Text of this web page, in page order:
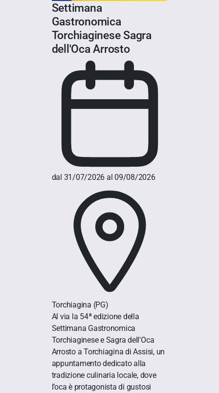
Settimana
Gastronomica
Torchiaginese Sagra
dell'Oca Arrosto
dal 31/07/2026 al 09/08/2026
Torchiagina (PG)
Al via la 54ª edizione della
Settimana Gastronomica
Torchiaginese e Sagra dell'Oca
Arrosto a Torchiagina di Assisi, un
appuntamento dedicato alla
tradizione culinaria locale, dove
l’oca è protagonista di gustosi